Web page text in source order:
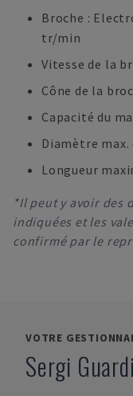
Broche :
tr/min
Vitesse de la
Cône de la
Capacité du
Diamètre
Longueur
*Il peut y avoir des
indiquées et les
confirmé par le
VOTRE
Sergi